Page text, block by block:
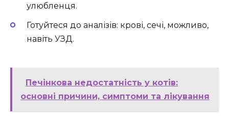
улюбленця.
Готуйтеся до аналізів: крові, сечі, можливо,
навіть УЗД.
Печінкова недостатність у котів:
основні причини, симптоми та лікування